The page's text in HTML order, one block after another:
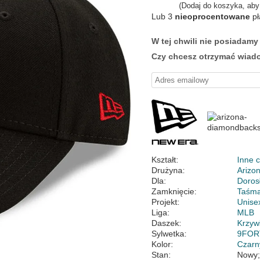
(Dodaj do koszyka,
Lub 3 nieoprocentowane
W tej chwili nie
Czy chcesz otrzymać
Kształt:
Inne
Drużyna:
Dla:
Zamknięcie:
Projekt:
Liga:
MLB
Daszek:
Sylwetka:
Kolor:
Stan: